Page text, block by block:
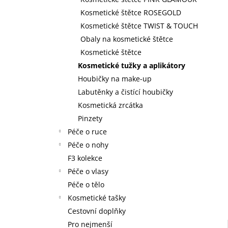
Kosmetické štětce ROSEGOLD
Kosmetické štětce TWIST & TOUCH
Obaly na kosmetické štětce
Kosmetické štětce
Kosmetické tužky a aplikátory
Houbičky na make-up
Labutěnky a čistící houbičky
Kosmetická zrcátka
Pinzety
Péče o ruce
Péče o nohy
F3 kolekce
Péče o vlasy
Péče o tělo
Kosmetické tašky
Cestovní doplňky
Pro nejmenší